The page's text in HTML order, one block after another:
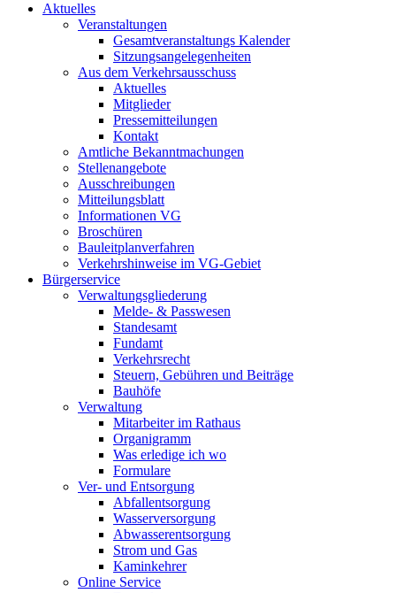
Aktuelles
Veranstaltungen
Gesamtveranstaltungs Kalender
Sitzungsangelegenheiten
Aus dem Verkehrsausschuss
Aktuelles
Mitglieder
Pressemitteilungen
Kontakt
Amtliche Bekanntmachungen
Stellenangebote
Ausschreibungen
Mitteilungsblatt
Informationen VG
Broschüren
Bauleitplanverfahren
Verkehrshinweise im VG-Gebiet
Bürgerservice
Verwaltungsgliederung
Melde- & Passwesen
Standesamt
Fundamt
Verkehrsrecht
Steuern, Gebühren und Beiträge
Bauhöfe
Verwaltung
Mitarbeiter im Rathaus
Organigramm
Was erledige ich wo
Formulare
Ver- und Entsorgung
Abfallentsorgung
Wasserversorgung
Abwasserentsorgung
Strom und Gas
Kaminkehrer
Online Service